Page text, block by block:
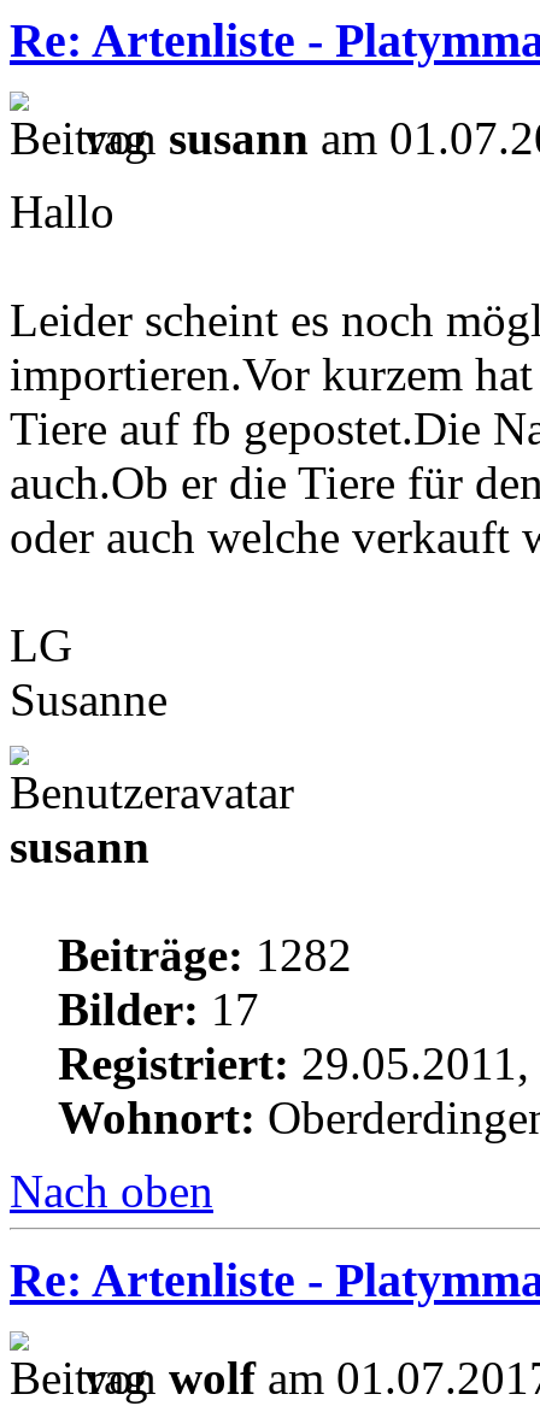
Re: Artenliste -
von susann am
Hallo
Leider scheint es noch
importieren.Vor kurzem
Tiere auf fb gepostet.Die
auch.Ob er die Tiere für
oder auch welche verkauft
LG
Susanne
susann
Beiträge: 1282
Bilder: 17
Registriert:
Wohnort:
Nach oben
Re: Artenliste -
von wolfam